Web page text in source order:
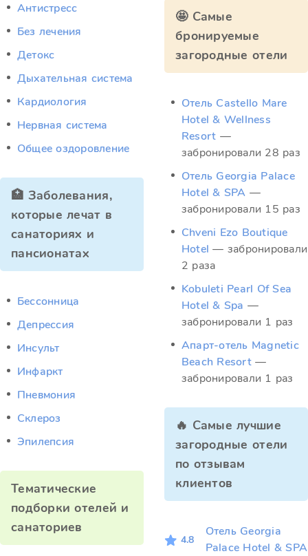
Антистресс
Без лечения
Детокс
Дыхательная система
Кардиология
Нервная система
Общее оздоровление
🏥 Заболевания,
которые лечат в
санаториях и
пансионатах
Бессонница
Депрессия
Инсульт
Инфаркт
Пневмония
Склероз
Эпилепсия
Тематические
подборки отелей и
санаториев
🤩 Самые
бронируемые
загородные отели
Отель Castello Mare
Hotel & Wellness
Resort —
забронировали 28 раз
Отель Georgia Palace
Hotel & SPA —
забронировали 15 раз
Chveni Ezo Boutique
Hotel — забронировали
2 раза
Kobuleti Pearl Of Sea
Hotel & Spa —
забронировали 1 раз
Апарт-отель Magnetic
Beach Resort —
забронировали 1 раз
🔥 Самые лучшие
загородные отели
по отзывам
клиентов
4.8
Отель Georgia
Palace Hotel & SPA